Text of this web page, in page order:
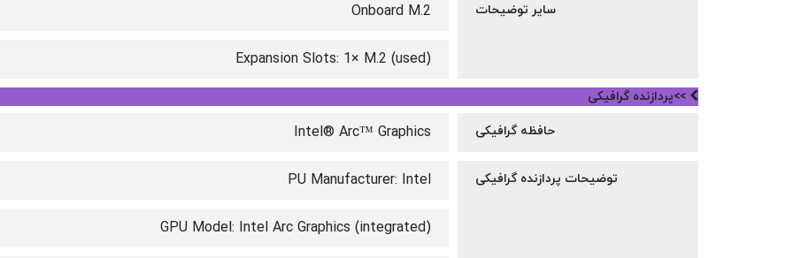
سایر توضیحات Onboard M.2
Expansion Slots: 1× M.2 (used)
>>پردازنده گرافیکی
حافظه گرافیکی Intel® Arc™ Graphics
توضیحات پردازنده گرافیکی PU Manufacturer: Intel
GPU Model: Intel Arc Graphics (integrated)